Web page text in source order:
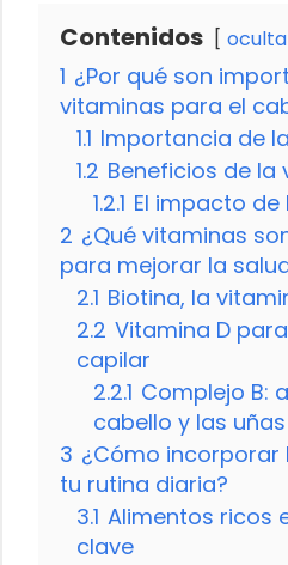
Contenidos
1 ¿Por qué son
vitaminas para el
1.1 Importancia de
1.2 Beneficios de la
1.2.1 El impacto de
2 ¿Qué vitaminas
para mejorar la
2.1 Biotina, la
2.2 Vitamina D
capilar
2.2.1 Complejo B:
cabello y las uñas
3 ¿Cómo incorporar
tu rutina diaria?
3.1 Alimentos ricos
clave